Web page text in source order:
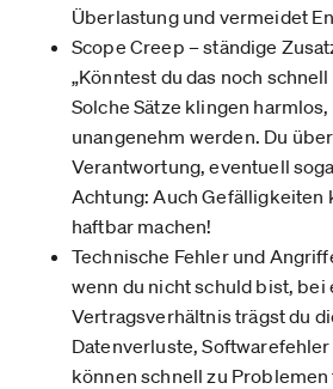
Überlastung und vermeidet
Scope Creep – ständige
„Könntest du das noch
Solche Sätze klingen
unangenehm werden. Du
Verantwortung, eventuell
Achtung: Auch Gefälligkeiten
haftbar machen!
Technische Fehler und
wenn du nicht schuld bist, bei
Vertragsverhältnis trägst du
Datenverluste,
können schnell zu